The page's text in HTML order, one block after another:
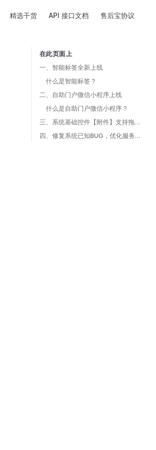
精选干货 API 接口文档 售后宝协议
在此页面上
Table of Contents for current page
一、智能标签全新上线
什么是智能标签？
二、自助门户微信小程序上线
什么是自助门户微信小程序？
三、系统基础控件【附件】支持拖拽和打包下载
四、修复系统已知BUG，优化服务性能